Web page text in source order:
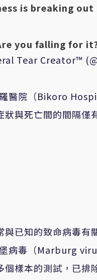
is breaking
you falling for
Tear Creator™️
醫院（Bikoro
與死亡間的間隔僅
與已知的致命病毒
病毒（Marburg
個樣本的測試，已